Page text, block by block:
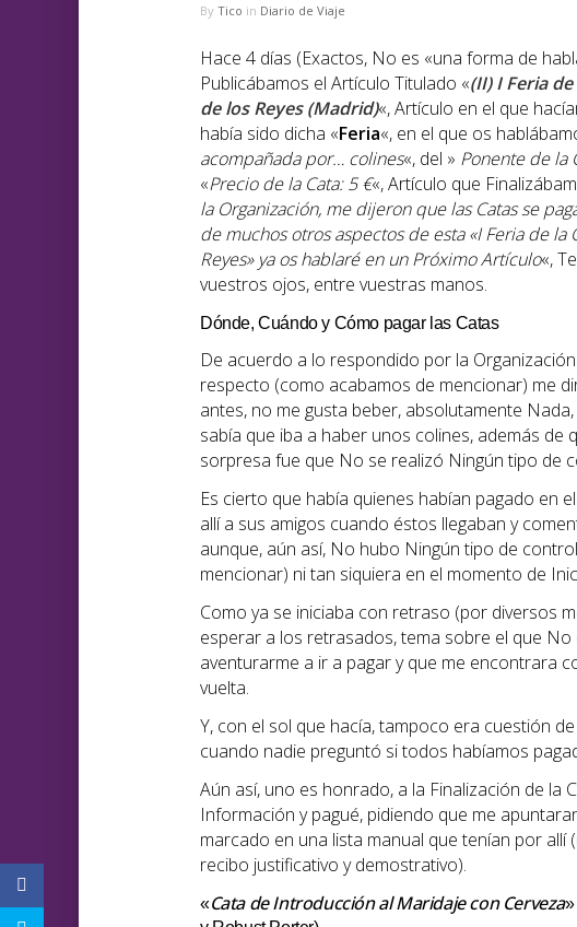
By Tico in Diario de Viaje
Hace 4 días (Exactos, No es «una forma de
Publicábamos el Artículo Titulado «(II) I Feria
de los Reyes (Madrid)«, Artículo en el que
había sido dicha «Feria«, en el que os
acompañada por… colines«, del » Ponente de la
«Precio de la Cata: 5 €«, Artículo que
la Organización, me dijeron que las Catas se
de muchos otros aspectos de esta «I Feria de la
Reyes» ya os hablaré en un Próximo Artículo«,
vuestros ojos, entre vuestras manos.
Dónde, Cuándo y Cómo pagar las Catas
De acuerdo a lo respondido por la
respecto (como acabamos de mencionar) me
antes, no me gusta beber, absolutamente
sabía que iba a haber unos colines, además de
sorpresa fue que No se realizó Ningún tipo de
Es cierto que había quienes habían pagado en
allí a sus amigos cuando éstos llegaban y
aunque, aún así, No hubo Ningún tipo de
mencionar) ni tan siquiera en el momento de
Como ya se iniciaba con retraso (por diversos
esperar a los retrasados, tema sobre el que
aventurarme a ir a pagar y que me encontrara
vuelta.
Y, con el sol que hacía, tampoco era cuestión
cuando nadie preguntó si todos habíamos
Aún así, uno es honrado, a la Finalización de la
Información y pagué, pidiendo que me
marcado en una lista manual que tenían por
recibo justificativo y demostrativo).
«Cata de Introducción al Maridaje con Cerveza»